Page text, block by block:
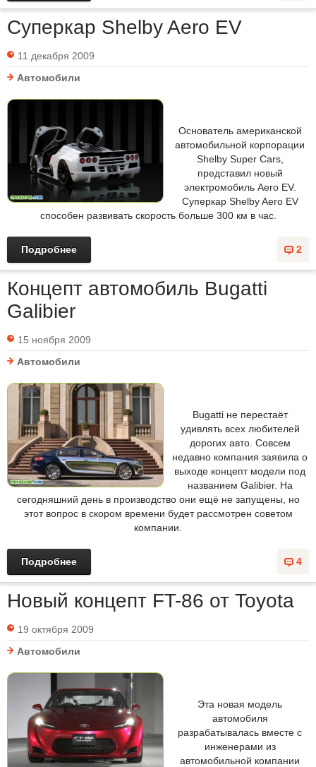
Cуперкар Shelby Aero EV
11 декабря 2009
Автомобили
Основатель американской
автомобильной корпорации
Shelby Super Cars,
представил новый
электромобиль Aero EV.
Cуперкар Shelby Aero EV
способен развивать скорость больше 300 км в час.
2
Подробнее
Концепт автомобиль Bugatti
Galibier
15 ноября 2009
Автомобили
Bugatti не перестаёт
удивлять всех любителей
дорогих авто. Совсем
недавно компания заявила о
выходе концепт модели под
названием Galibier. На
сегодняшний день в производство они ещё не запущены, но
этот вопрос в скором времени будет рассмотрен советом
компании.
4
Подробнее
Новый концепт FT-86 от Toyota
19 октября 2009
Автомобили
Эта новая модель
автомобиля
разрабатывалась вместе с
инженерами из
автомобильной компании